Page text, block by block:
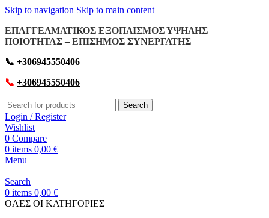
Skip to navigation Skip to main content
ΕΠΑΓΓΕΛΜΑΤΙΚΟΣ ΕΞΟΠΛΙΣΜΟΣ ΥΨΗΛΗΣ
ΠΟΙΟΤΗΤΑΣ – ΕΠΙΣΗΜΟΣ ΣΥΝΕΡΓΑΤΗΣ
📞 +306945550406
📞 +306945550406
Search
Login / Register
Wishlist
0 Compare
0 items 0,00 €
Menu
Search
0 items 0,00 €
OΛΕΣ ΟΙ ΚΑΤΗΓΟΡΙΕΣ